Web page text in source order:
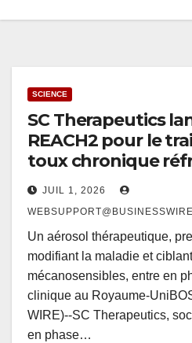
SCIENCE
SC Therapeutics
REACH2 pour le
toux chronique
JUIL 1, 2026
Un aérosol thérapeutique,
modifiant la maladie et
mécanosensibles, entre en
clinique au Royaume-
WIRE)--SC Therapeutics,
en phase…